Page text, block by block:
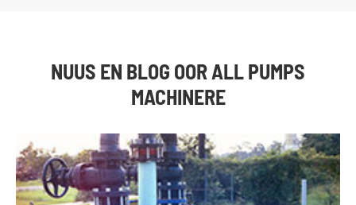
NUUS EN BLOG OOR ALL PUMPS
MACHINERE